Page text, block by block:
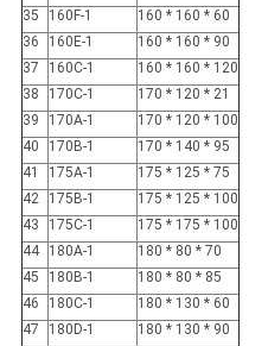
35
160F-1
160 * 160 * 60
36
160E-1
160 * 160 * 90
37
160C-1
160 * 160 * 120
38
170C-1
170 * 120 * 21
39
170A-1
170 * 120 * 100
40
170B-1
170 * 140 * 95
41
175A-1
175 * 125 * 75
42
175B-1
175 * 125 * 100
43
175C-1
175 * 175 * 100
44
180A-1
180 * 80 * 70
45
180B-1
180 * 80 * 85
46
180C-1
180 * 130 * 60
47
180D-1
180 * 130 * 90